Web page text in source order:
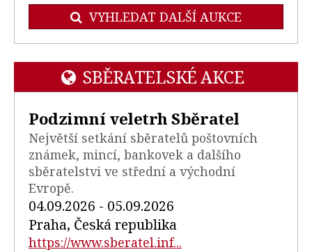
VYHLEDAT DALŠÍ AUKCE
SBĚRATELSKÉ AKCE
Podzimní veletrh Sběratel
Největší setkání sběratelů poštovních
známek, mincí, bankovek a dalšího
sběratelstvi ve střední a východní
Evropě.
04.09.2026 - 05.09.2026
Praha, Česká republika
https://www.sberatel.inf...